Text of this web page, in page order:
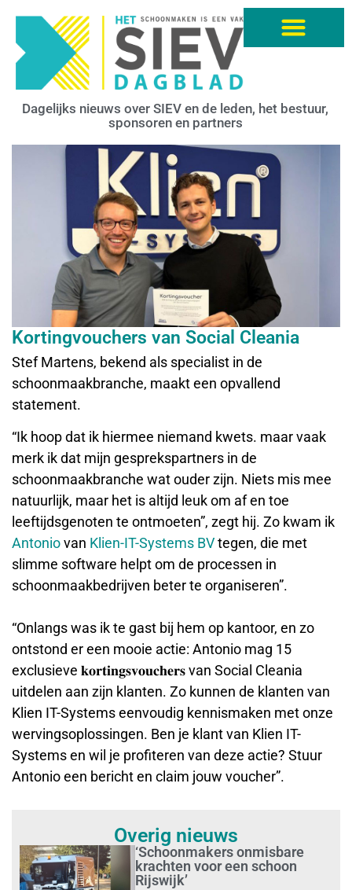
Dagelijks nieuws over SIEV en de leden, het bestuur,
sponsoren en partners
Kortingvouchers van Social Cleania
Stef Martens, bekend als specialist in de
schoonmaakbranche, maakt een opvallend
statement.
“Ik hoop dat ik hiermee niemand kwets. maar vaak
merk ik dat mijn gesprekspartners in de
schoonmaakbranche wat ouder zijn. Niets mis mee
natuurlijk, maar het is altijd leuk om af en toe
leeftijdsgenoten te ontmoeten”, zegt hij. Zo kwam ik
Antoniovan Klien-IT-Systems BVtegen, die met
slimme software helpt om de processen in
schoonmaakbedrijven beter te organiseren”.
“Onlangs was ik te gast bij hem op kantoor, en zo
ontstond er een mooie actie: Antonio mag 15
exclusieve 𝐤𝐨𝐫𝐭𝐢𝐧𝐠𝐬𝐯𝐨𝐮𝐜𝐡𝐞𝐫𝐬 van Social Cleania
uitdelen aan zijn klanten. Zo kunnen de klanten van
Klien IT-Systems eenvoudig kennismaken met onze
wervingsoplossingen. Ben je klant van Klien IT-
Systems en wil je profiteren van deze actie? Stuur
Antonio een bericht en claim jouw voucher”.
Overig nieuws
‘Schoonmakers onmisbare
krachten voor een schoon
Rijswijk’